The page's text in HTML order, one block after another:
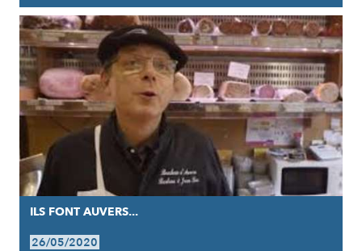
ILS FONT AUVERS...
26/05/2020